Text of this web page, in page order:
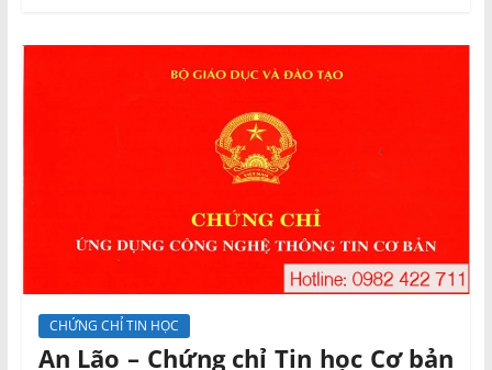
CHỨNG CHỈ TIN HỌC
An Lão – Chứng chỉ Tin học Cơ bản